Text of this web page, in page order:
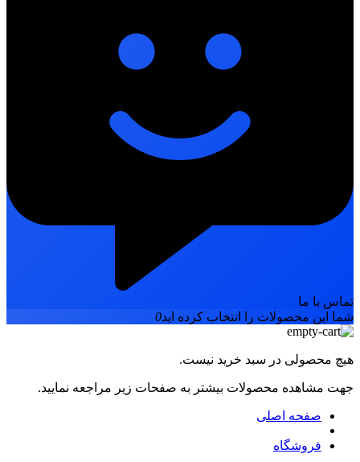
تماس با ما
شما این محصولات را انتخاب کرده اید0
هیچ محصولی در سبد خرید نیست.
جهت مشاهده محصولات بیشتر به صفحات زیر مراجعه نمایید.
صفحه اصلی
فروشگاه